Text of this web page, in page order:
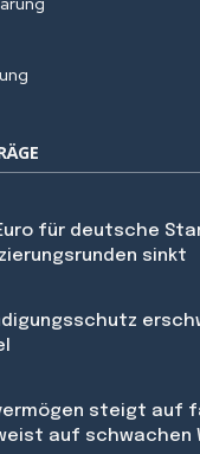
für deutsche
sinkt
steigt auf
auf schwachen